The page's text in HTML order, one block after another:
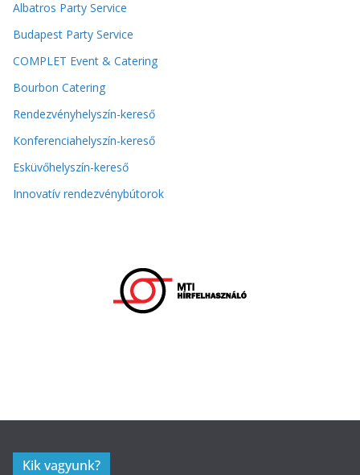
Albatros Party Service
Budapest Party Service
COMPLET Event & Catering
Bourbon Catering
Rendezvényhelyszín-kereső
Konferenciahelyszín-kereső
Esküvőhelyszín-kereső
Innovatív rendezvénybútorok
Kik vagyunk?